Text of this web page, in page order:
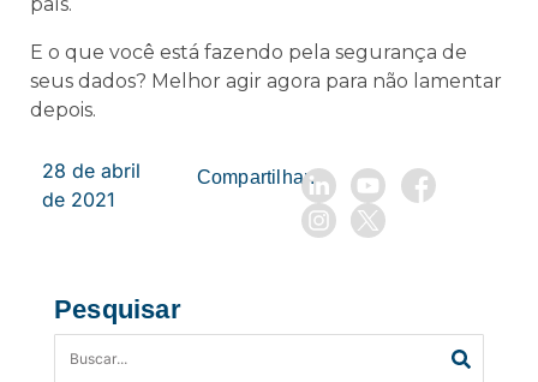
E o que você está fazendo pela segurança de
seus dados? Melhor agir agora para não lamentar
depois.
28 de abril
de 2021
Compartilhar:
Pesquisar